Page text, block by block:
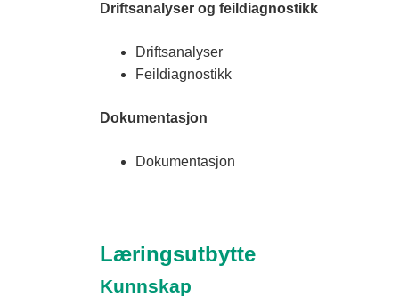
Driftsanalyser og feildiagnostikk
Driftsanalyser
Feildiagnostikk
Dokumentasjon
Dokumentasjon
Læringsutbytte
Kunnskap